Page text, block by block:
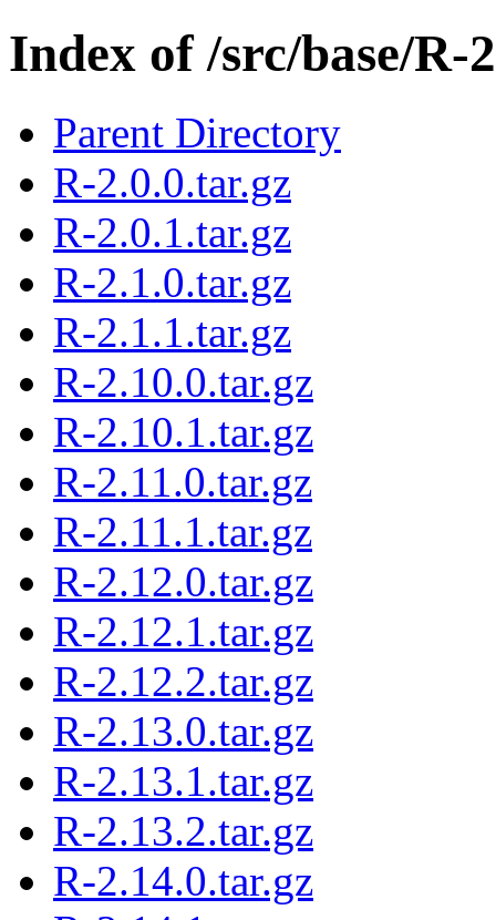
Index of /src/base/R-2
Parent Directory
R-2.0.0.tar.gz
R-2.0.1.tar.gz
R-2.1.0.tar.gz
R-2.1.1.tar.gz
R-2.10.0.tar.gz
R-2.10.1.tar.gz
R-2.11.0.tar.gz
R-2.11.1.tar.gz
R-2.12.0.tar.gz
R-2.12.1.tar.gz
R-2.12.2.tar.gz
R-2.13.0.tar.gz
R-2.13.1.tar.gz
R-2.13.2.tar.gz
R-2.14.0.tar.gz